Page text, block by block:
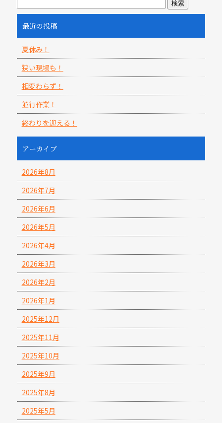
最近の投稿
夏休み！
狭い現場も！
相変わらず！
並行作業！
終わりを迎える！
アーカイブ
2026年8月
2026年7月
2026年6月
2026年5月
2026年4月
2026年3月
2026年2月
2026年1月
2025年12月
2025年11月
2025年10月
2025年9月
2025年8月
2025年5月